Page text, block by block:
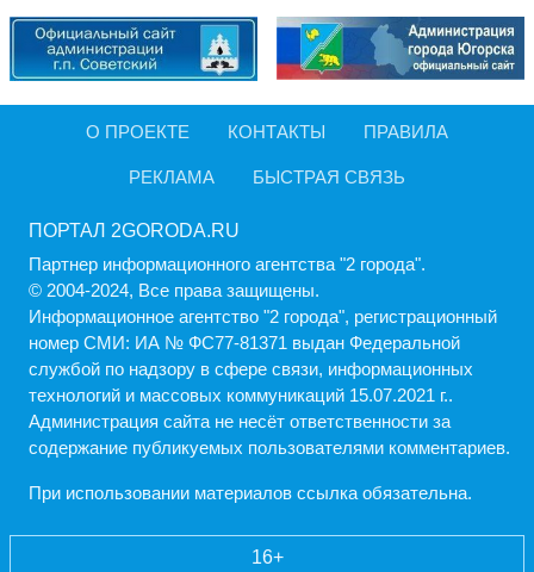
О ПРОЕКТЕ КОНТАКТЫ ПРАВИЛА
РЕКЛАМА БЫСТРАЯ СВЯЗЬ
ПОРТАЛ 2GORODA.RU
Партнер информационного агентства "2 города".
© 2004-2024, Все права защищены.
Информационное агентство "2 города", регистрационный
номер СМИ: ИА № ФС77-81371 выдан Федеральной
службой по надзору в сфере связи, информационных
технологий и массовых коммуникаций 15.07.2021 г..
Администрация cайта не несёт ответственности за
содержание публикуемых пользователями комментариев.
При использовании материалов ссылка обязательна.
16+